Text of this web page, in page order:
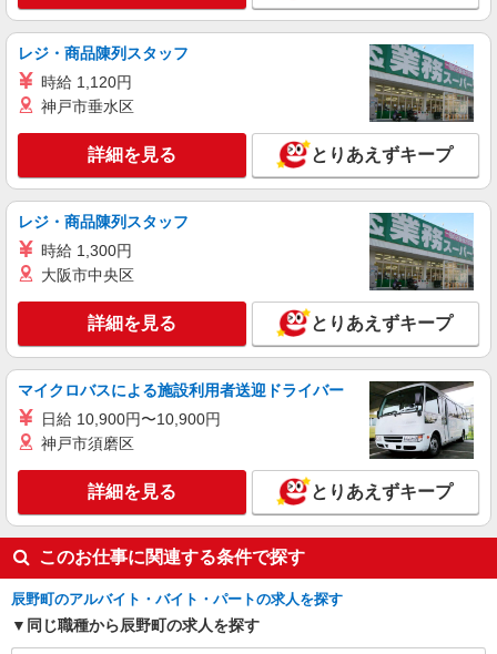
レジ・商品陳列スタッフ
時給 1,120円
神戸市垂水区
詳細を見る とりあえずキープ
レジ・商品陳列スタッフ
時給 1,300円
大阪市中央区
詳細を見る とりあえずキープ
マイクロバスによる施設利用者送迎ドライバー
日給 10,900円〜10,900円
神戸市須磨区
詳細を見る とりあえずキープ
このお仕事に関連する条件で探す
辰野町のアルバイト・バイト・パートの求人を探す
同じ職種から辰野町の求人を探す